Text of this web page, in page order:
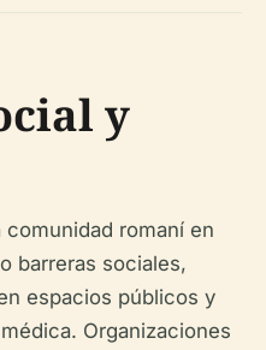
y
romaní en
barreras sociales,
espacios públicos y
Organizaciones